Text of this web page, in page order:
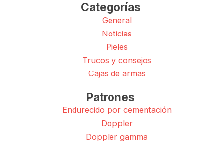
Categorías
General
Noticias
Pieles
Trucos y consejos
Cajas de armas
Patrones
Endurecido por cementación
Doppler
Doppler gamma